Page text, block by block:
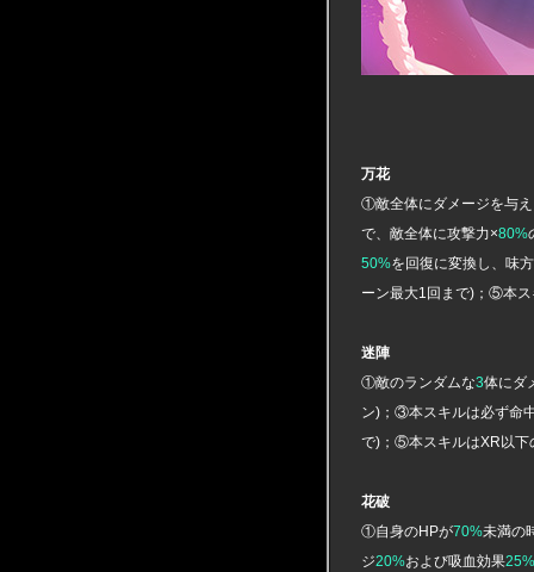
万花
①敵全体にダメージを与
で、敵全体に攻撃力×80%
50%を回復に変換し、味
ーン最大1回まで)；⑤本
迷陣
①敵のランダムな3体にダ
ン)；③本スキルは必ず命
で)；⑤本スキルはXR以下
花破
①自身のHPが70%未満の
ジ20%および吸血効果25%